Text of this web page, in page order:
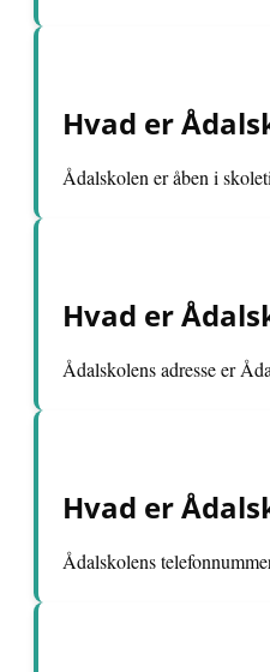
Hvad er
Ådalskolen er åben i
Hvad er
Ådalskolens adresse er
Hvad er
Ådalskolens